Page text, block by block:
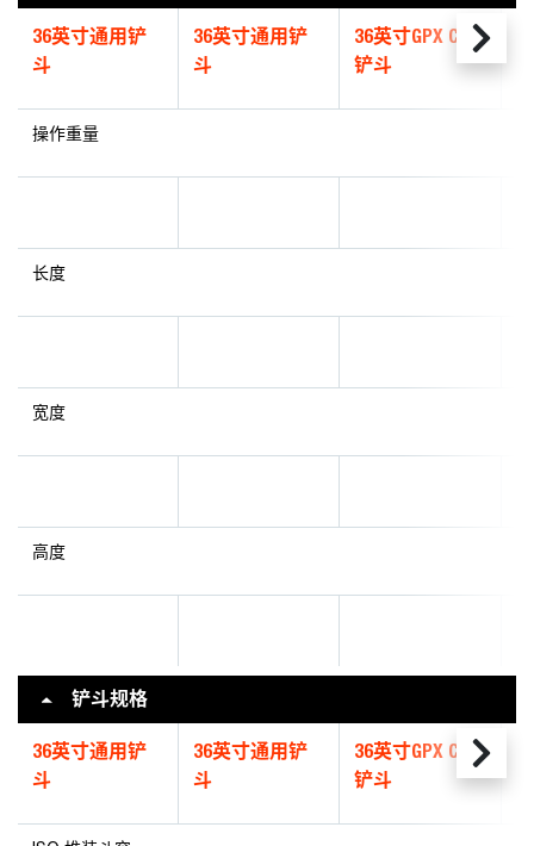
36英寸通用铲
斗
36英寸通用铲
斗
36英寸GPX CII
铲斗
操作重量
长度
宽度
高度
铲斗规格
36英寸通用铲
斗
36英寸通用铲
斗
36英寸GPX CII
铲斗